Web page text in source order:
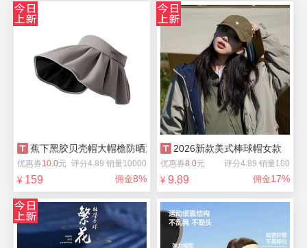
蕉下黑胶贝壳帽大帽檐防晒遮阳帽
优惠券10.0元 评分4.89 销量10000
¥ 159 佣金8%
2026新款美式棒球帽女款
优惠券8.0元 评分4.89 销量100
¥ 9.89 佣金17%